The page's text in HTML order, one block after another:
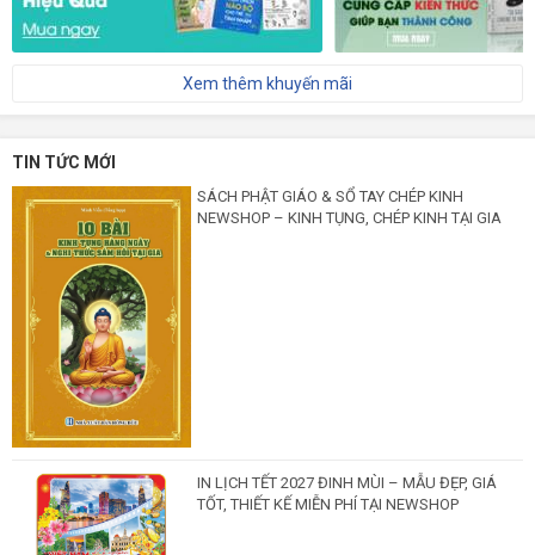
Xem thêm khuyến mãi
TIN TỨC MỚI
SÁCH PHẬT GIÁO & SỔ TAY CHÉP KINH
NEWSHOP – KINH TỤNG, CHÉP KINH TẠI GIA
IN LỊCH TẾT 2027 ĐINH MÙI – MẪU ĐẸP, GIÁ
TỐT, THIẾT KẾ MIỄN PHÍ TẠI NEWSHOP